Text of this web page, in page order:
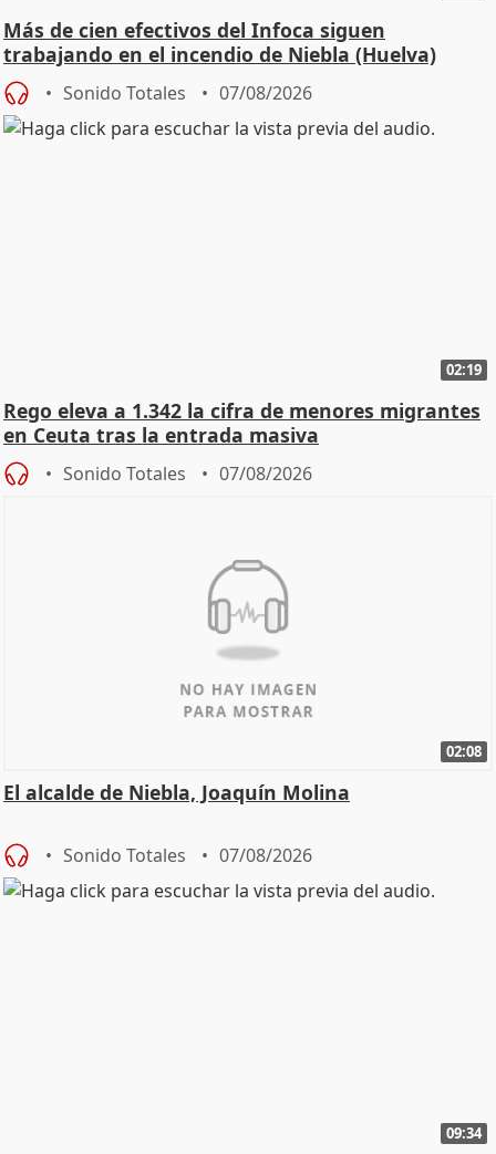
Más de cien efectivos del Infoca siguen
trabajando en el incendio de Niebla (Huelva)
Sonido Totales 07/08/2026
02:19
Rego eleva a 1.342 la cifra de menores migrantes
en Ceuta tras la entrada masiva
Sonido Totales 07/08/2026
02:08
El alcalde de Niebla, Joaquín Molina
Sonido Totales 07/08/2026
09:34